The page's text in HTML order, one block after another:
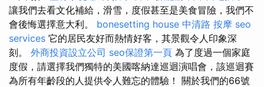
讓我們去看文化補給，滑雪，度假甚至是美食冒險，我們不
會後悔選擇意大利。 bonesetting house 中清路 按摩 seo
services 它的居民友好而熱情好客，其景觀令人印象深
刻。 外商投資設立公司 seo保證第一頁 為了度過一個家庭
度假，請選擇我們獨特的美國喀納達巡迴演唱會，該巡迴賽
為所有年齡段的人提供令人難忘的體驗！ 關於我們的66號